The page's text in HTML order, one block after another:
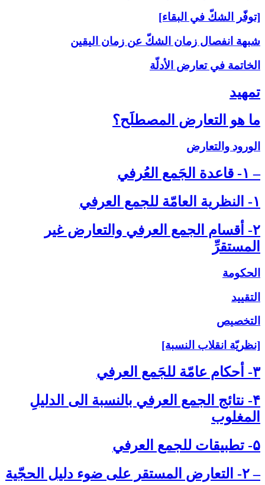
[توفّر الشكّ في البقاء]
شبهة انفصال زمان الشكّ عن زمان اليقين
الخاتمة في تعارض الأدلّة
تمهيد
ما هو التعارض المصطلَح؟
الورود والتعارض
– ۱- قاعدة الجَمع العُرفي‏
۱- النظرية العامّة للجمع العرفي‏
۲- أقسام الجمع العرفي والتعارض غير
المستقرِّ
الحكومة
التقييد
التخصيص
[نظريّة انقلاب النسبة]
۳- أحكام عامّة للجَمع العرفي‏
۴- نتائج الجمع العرفي بالنسبة الى‏ الدليلِ
المغلوب‏
۵- تطبيقات للجمع العرفي‏
– ۲- التعارض المستقر على‏ ضوء دليل الحجّية